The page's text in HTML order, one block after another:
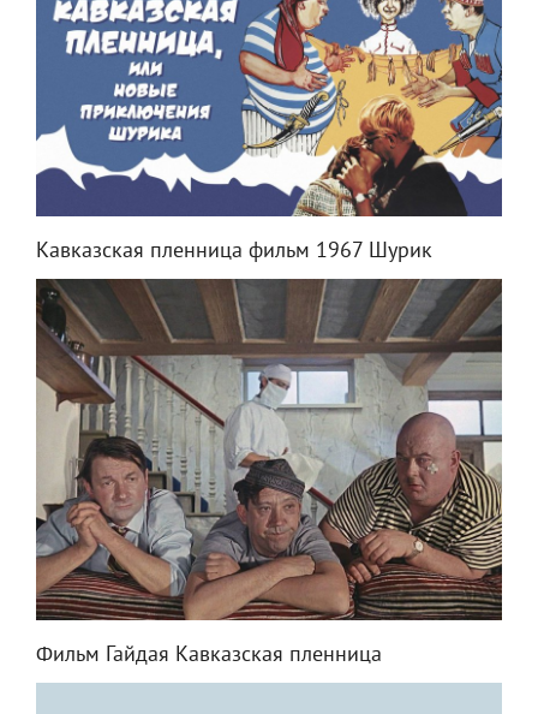
Кавказская пленница фильм 1967 Шурик
Фильм Гайдая Кавказская пленница